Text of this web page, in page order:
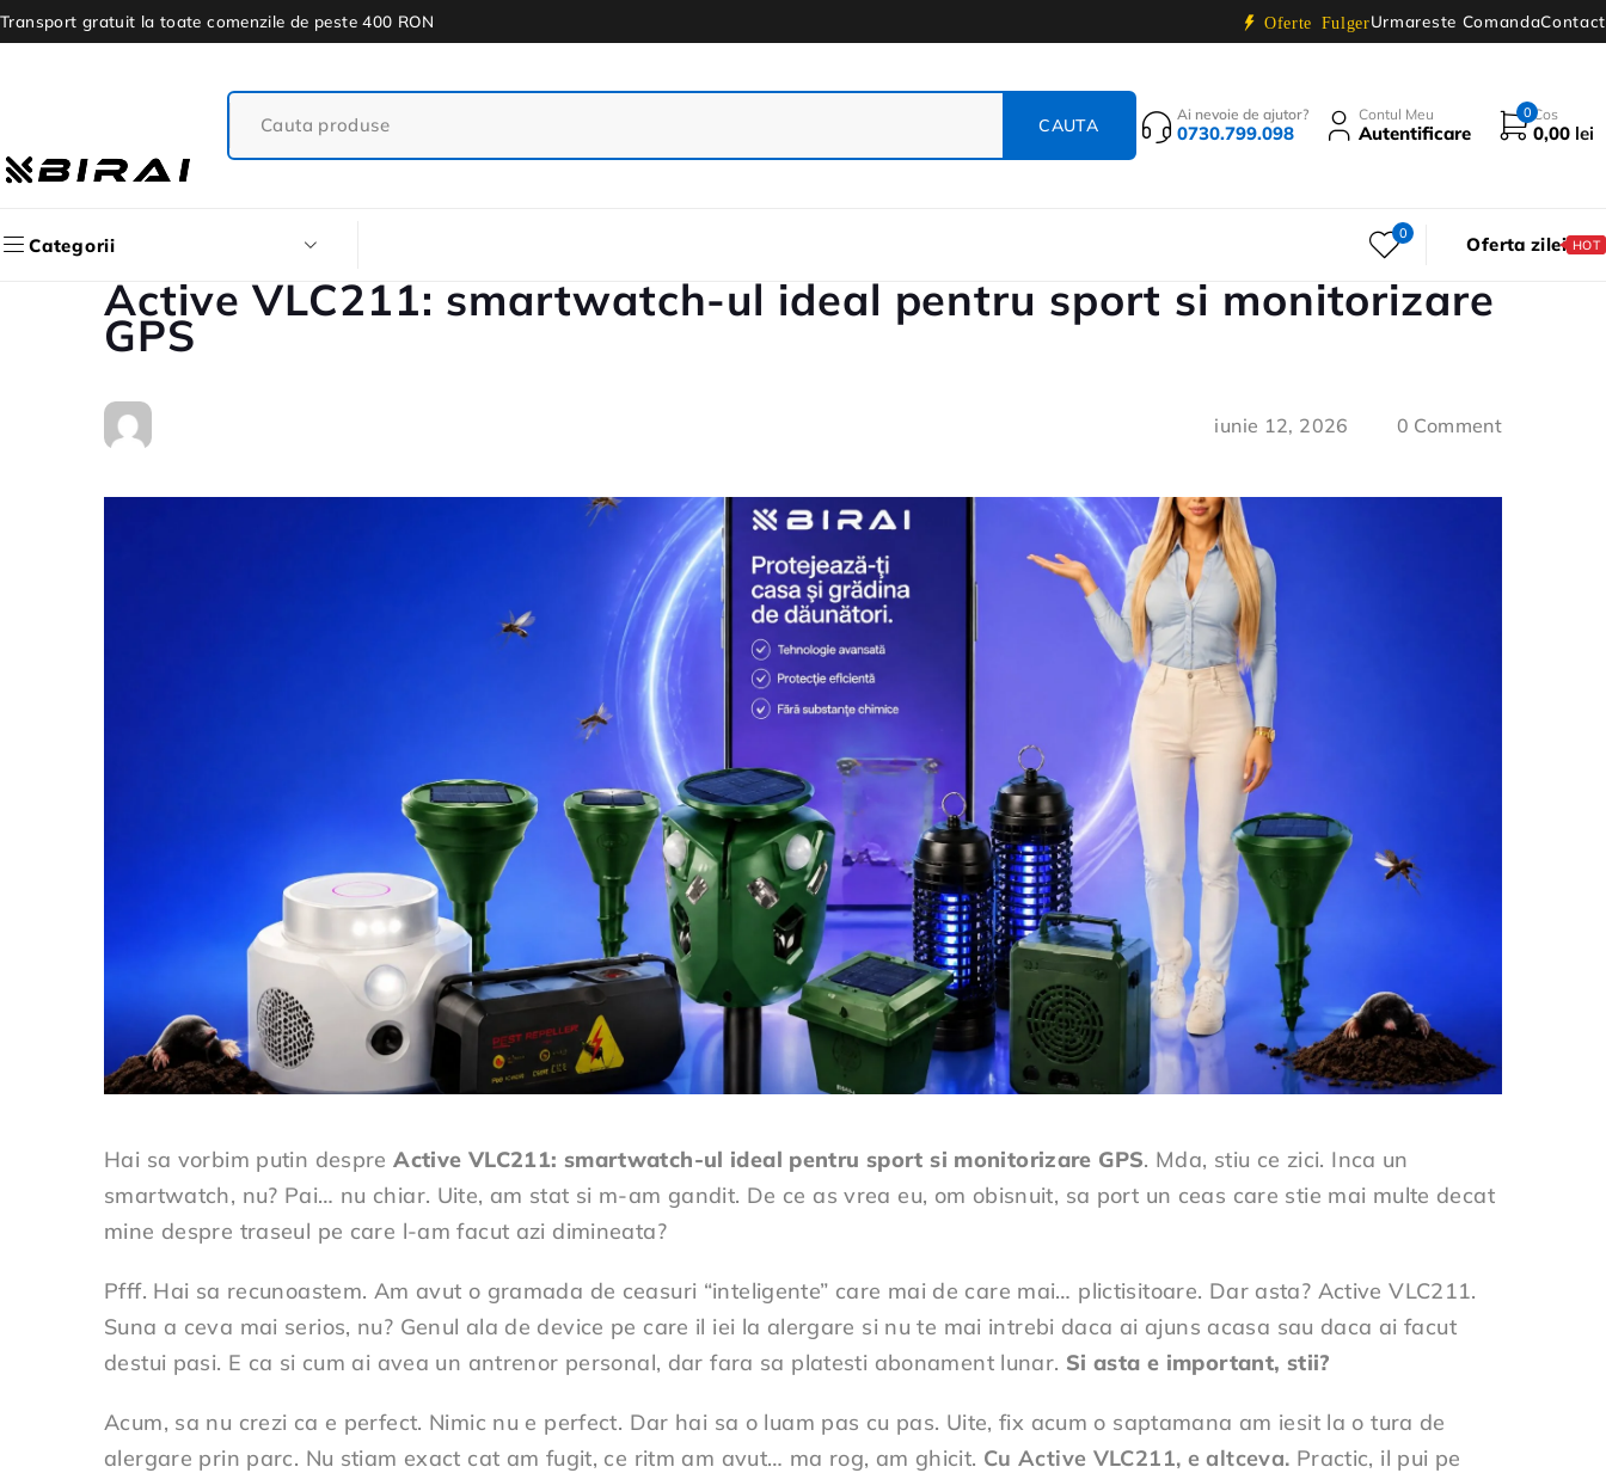
Transport gratuit la toate comenzile de peste 400 RON Oferte FulgerUrmareste ComandaContact
Ai nevoie de ajutor?
0730.799.098
Contul Meu
Autentificare
0 Cos
0,00 lei
Categorii
0 Oferta zilei HOT
Active VLC211: smartwatch-ul ideal pentru sport si monitorizare
GPS
iunie 12, 2026 0 Comment
Hai sa vorbim putin despreActive VLC211: smartwatch-ul ideal pentru sport si monitorizare GPS. Mda, stiu ce zici. Inca un
smartwatch, nu? Pai… nu chiar. Uite, am stat si m-am gandit. De ce as vrea eu, om obisnuit, sa port un ceas care stie mai multe decat
mine despre traseul pe care l-am facut azi dimineata?
Pfff. Hai sa recunoastem. Am avut o gramada de ceasuri “inteligente” care mai de care mai… plictisitoare. Dar asta? Active VLC211.
Suna a ceva mai serios, nu? Genul ala de device pe care il iei la alergare si nu te mai intrebi daca ai ajuns acasa sau daca ai facut
destui pasi. E ca si cum ai avea un antrenor personal, dar fara sa platesti abonament lunar. Si asta e important, stii?
Acum, sa nu crezi ca e perfect. Nimic nu e perfect. Dar hai sa o luam pas cu pas. Uite, fix acum o saptamana am iesit la o tura de
alergare prin parc. Nu stiam exact cat am fugit, ce ritm am avut… ma rog, am ghicit. Cu Active VLC211, e altceva. Practic, il pui pe